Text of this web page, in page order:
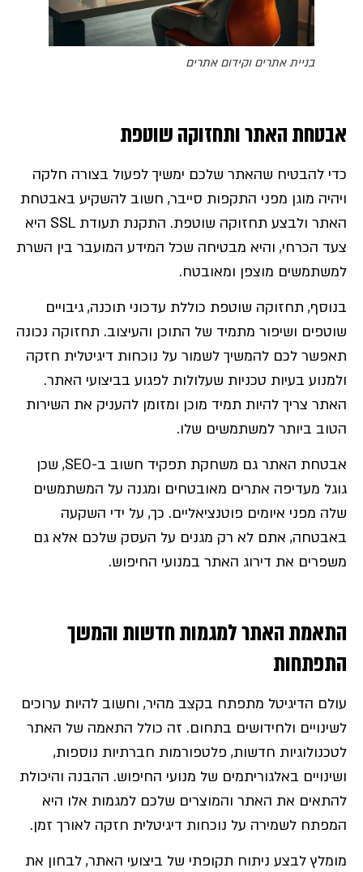
בניית אתרים וקידום אתרים
אבטחת האתר ותחזוקה שוטפת
כדי להבטיח שהאתר שלכם ימשיך לפעול בצורה חלקה
ויהיה מוגן מפני התקפות סייבר, חשוב להשקיע באבטחת
האתר ולבצע תחזוקה שוטפת. התקנת תעודת SSL היא
צעד הכרחי, והיא מבטיחה שכל המידע המועבר בין השרת
למשתמשים מוצפן ומאובטח.
בנוסף, תחזוקה שוטפת כוללת עדכוני תוכנה, גיבויים
שוטפים ושיפור מתמיד של התוכן והעיצוב. תחזוקה נכונה
תאפשר לכם להמשיך לשמור על נוכחות דיגיטלית חזקה
ולמנוע בעיות טכניות שעלולות לפגוע בביצועי האתר.
האתר צריך להיות תמיד מוכן ומזומן להעניק את השירות
הטוב ביותר למשתמשים שלו.
אבטחת האתר גם משחקת תפקיד חשוב ב-SEO, שכן
גוגל מעדיפה אתרים מאובטחים ומגנה על המשתמשים
שלה מפני איומים פוטנציאליים. כך, על ידי השקעה
באבטחה, אתם לא רק מגנים על העסק שלכם אלא גם
משפרים את דירוג האתר במנועי החיפוש.
התאמת האתר למגמות חדשות והמשך
התפתחות
עולם הדיגיטל מתפתח בקצב מהיר, וחשוב להיות ערוכים
לשינויים ולחידושים בתחום. זה כולל התאמה של האתר
לטכנולוגיות חדשות, פלטפורמות חברתיות נוספות,
ושינויים באלגוריתמים של מנועי החיפוש. ההבנה והיכולת
להתאים את האתר והמוצרים שלכם למגמות אלו היא
המפתח לשמירה על נוכחות דיגיטלית חזקה לאורך זמן.
מומלץ לבצע ניתוח תקופתי של ביצועי האתר, לבחון את